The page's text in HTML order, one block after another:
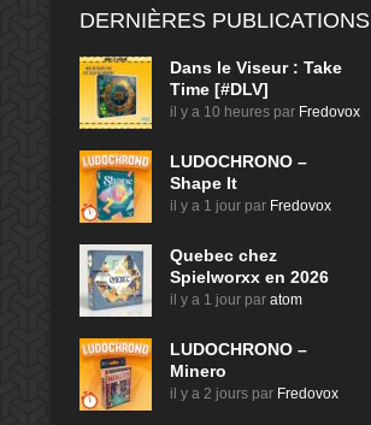
DERNIÈRES PUBLICATIONS
Dans le Viseur : Take
Time [#DLV]
il y a 10 heures par Fredovox
LUDOCHRONO –
Shape It
il y a 1 jour par Fredovox
Quebec chez
Spielworxx en 2026
il y a 1 jour par atom
LUDOCHRONO –
Minero
il y a 2 jours par Fredovox